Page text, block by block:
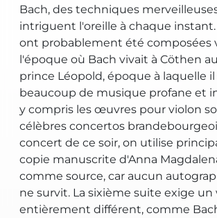
Bach, des techniques
intriguent l'oreille à chaque instant.
ont probablement été composées
l'époque où Bach vivait à Cöthen
prince Léopold, époque à laquelle
beaucoup de musique profane et
y compris les œuvres pour violon
célèbres concertos
concert de ce soir, on utilise
copie manuscrite d'Anna
comme source, car aucun
ne survit. La sixième suite exige un
entièrement différent, comme